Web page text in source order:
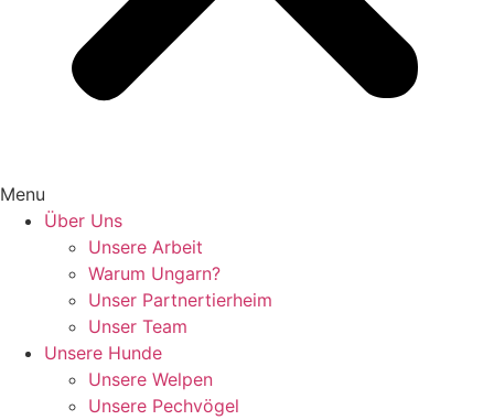
Menu
Über Uns
Unsere Arbeit
Warum Ungarn?
Unser Partnertierheim
Unser Team
Unsere Hunde
Unsere Welpen
Unsere Pechvögel